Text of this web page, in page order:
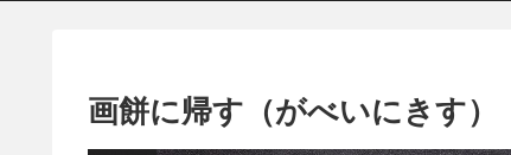
画餅に帰す（がべいにきす）